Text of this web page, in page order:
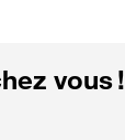
vous !